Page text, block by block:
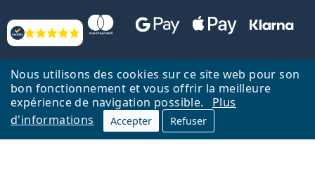
Nous utilisons des cookies sur ce site web pour son
bon fonctionnement et vous offrir la meilleure
expérience de navigation possible.
Plus
d'informations
Accepter Refuser
Évaluation
Retour à la page d'accueil
Haut
Lentiamo.fr est géré et exploité par Lentiamo s.r.o., République